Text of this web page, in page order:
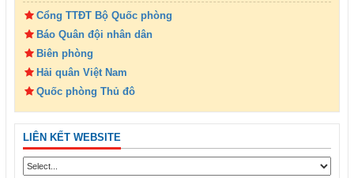
Cổng TTĐT Bộ Quốc phòng
Báo Quân đội nhân dân
Biên phòng
Hải quân Việt Nam
Quốc phòng Thủ đô
LIÊN KẾT WEBSITE